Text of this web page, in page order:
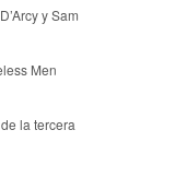
y Sam
Men
la tercera